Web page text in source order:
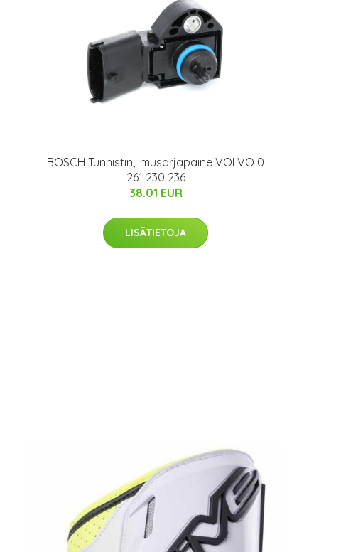
BOSCH Tunnistin, Imusarjapaine VOLVO 0
261 230 236
38.01 EUR
LISÄTIETOJA